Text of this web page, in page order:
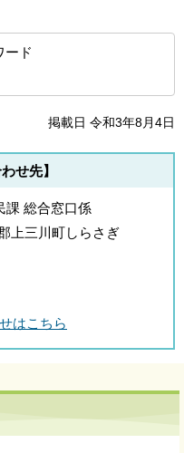
ード
掲載日 令和3年8月4日
せ先】
課 総合窓口係
上三川町しらさぎ
はこちら